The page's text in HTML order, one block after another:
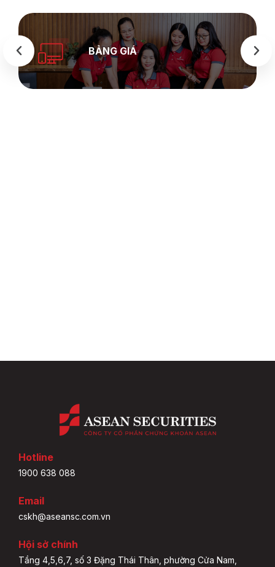
BẢNG GIÁ
Hotline
1900 638 088
Email
cskh@aseansc.com.vn
Hội sở chính
Tầng 4,5,6,7, số 3 Đặng Thái Thân, phường Cửa Nam,